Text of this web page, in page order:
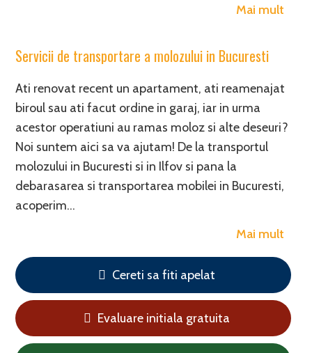
Mai mult
Servicii de transportare a molozului in Bucuresti
Ati renovat recent un apartament, ati reamenajat
biroul sau ati facut ordine in garaj, iar in urma
acestor operatiuni au ramas moloz si alte deseuri?
Noi suntem aici sa va ajutam! De la transportul
molozului in Bucuresti si in Ilfov si pana la
debarasarea si transportarea mobilei in Bucuresti,
acoperim…
Mai mult
Cereti sa fiti apelat
Evaluare initiala gratuita